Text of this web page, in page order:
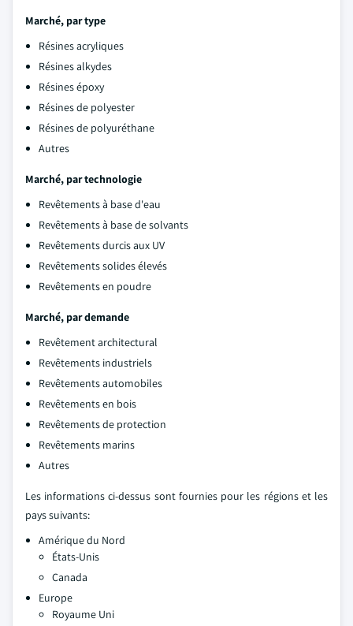
Marché, par type
Résines acryliques
Résines alkydes
Résines époxy
Résines de polyester
Résines de polyuréthane
Autres
Marché, par technologie
Revêtements à base d'eau
Revêtements à base de solvants
Revêtements durcis aux UV
Revêtements solides élevés
Revêtements en poudre
Marché, par demande
Revêtement architectural
Revêtements industriels
Revêtements automobiles
Revêtements en bois
Revêtements de protection
Revêtements marins
Autres
Les informations ci-dessus sont fournies pour les régions et les
pays suivants:
Amérique du Nord
États-Unis
Canada
Europe
Royaume Uni